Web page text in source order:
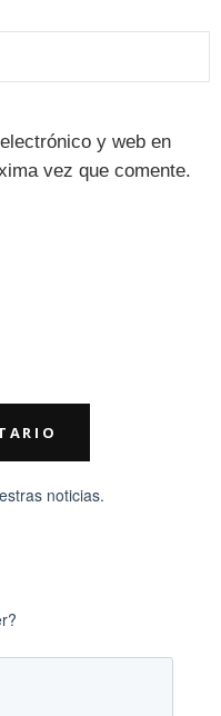
y web en
vez que comente.